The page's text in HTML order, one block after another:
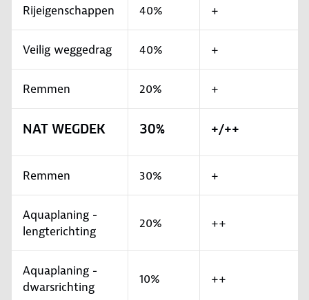
Rijeigenschappen 40% +
Veilig weggedrag 40% +
Remmen 20% +
NAT WEGDEK 30% +/++
Remmen 30% +
Aquaplaning -
lengterichting
20% ++
Aquaplaning -
dwarsrichting
10% ++